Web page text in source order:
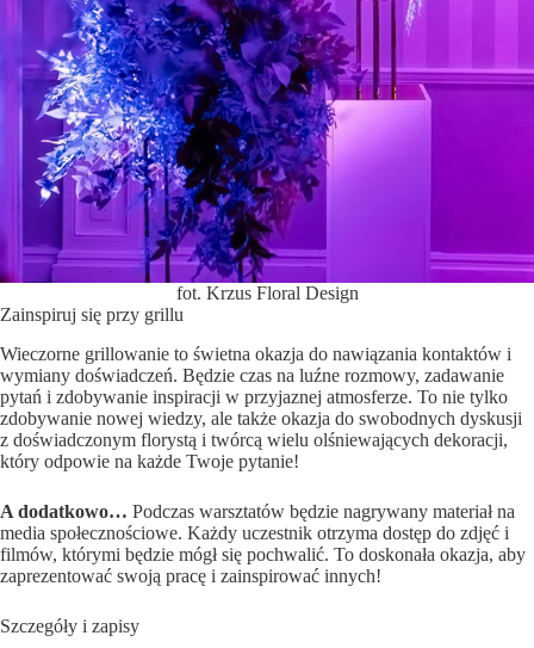
fot. Krzus Floral Design
Zainspiruj się przy grillu
Wieczorne grillowanie to świetna okazja do nawiązania kontaktów i
wymiany doświadczeń. Będzie czas na luźne rozmowy, zadawanie
pytań i zdobywanie inspiracji w przyjaznej atmosferze. To nie tylko
zdobywanie nowej wiedzy, ale także okazja do swobodnych dyskusji
z doświadczonym florystą i twórcą wielu olśniewających dekoracji,
który odpowie na każde Twoje pytanie!
A dodatkowo… Podczas warsztatów będzie nagrywany materiał na
media społecznościowe. Każdy uczestnik otrzyma dostęp do zdjęć i
filmów, którymi będzie mógł się pochwalić. To doskonała okazja, aby
zaprezentować swoją pracę i zainspirować innych!
Szczegóły i zapisy